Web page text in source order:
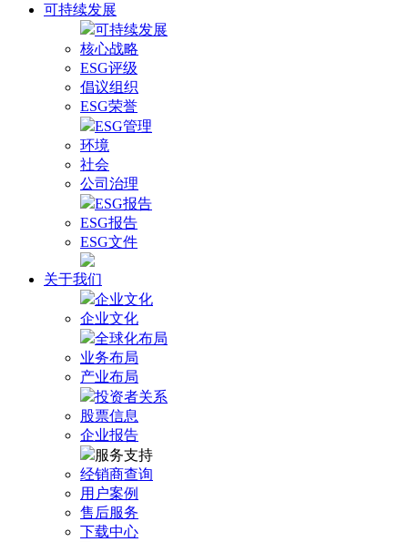
可持续发展
可持续发展
核心战略
ESG评级
倡议组织
ESG荣誉
ESG管理
环境
社会
公司治理
ESG报告
ESG报告
ESG文件
关于我们
企业文化
企业文化
全球化布局
业务布局
产业布局
投资者关系
股票信息
企业报告
服务支持
经销商查询
用户案例
售后服务
下载中心